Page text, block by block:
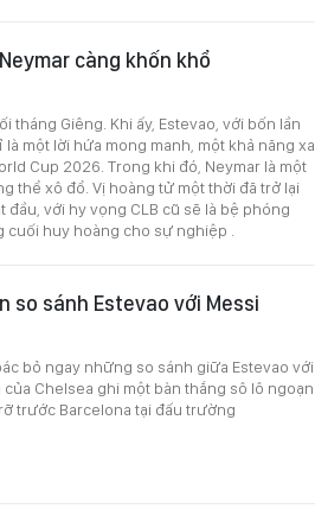
càng khốn khổ
tháng Giêng. Khi ấy, Estevao, với bốn lần
một lời hứa mong manh, một khả năng xa
Cup 2026. Trong khi đó, Neymar là một
thể xô đổ. Vị hoàng tử một thời đã trở lại
đầu, với hy vọng CLB cũ sẽ là bệ phóng
huy hoàng cho sự nghiệp .
so sánh Estevao với Messi
bỏ ngay những so sánh giữa Estevao với
Chelsea ghi một bàn thắng sô lô ngoạn
trước Barcelona tại đấu trường